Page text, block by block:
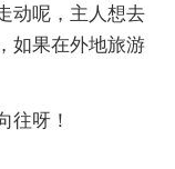
动呢，主人想去
如果在外地旅游
往呀！